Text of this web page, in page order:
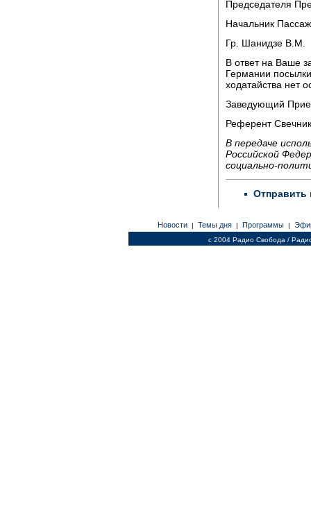
Председателя
Начальник
Гр. Шанидзе В.М.
В ответ на Ваше
Германии
ходатайства нет
Заведующий
Референт
В передаче
Российской
социально-
Отправить
Новости | Темы дня | Программы |
c 2004 Радио Свобода /